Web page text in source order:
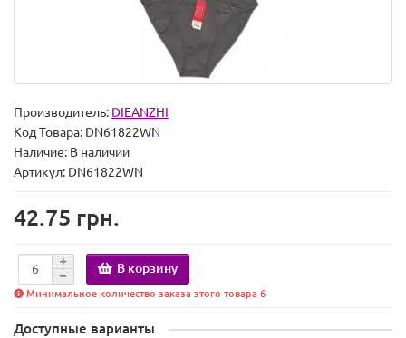
Производитель: DIEANZHI
Код Товара: DN61822WN
Наличие: В наличии
Артикул: DN61822WN
42.75 грн.
В корзину
Минимальное количество заказа этого товара 6
Доступные варианты